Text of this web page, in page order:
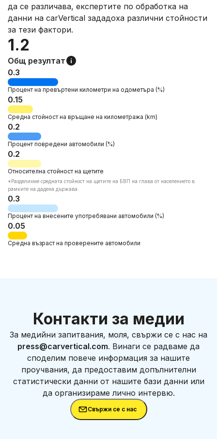
да се различава, експертите по обработка на
данни на carVertical зададоха различни стойности
за тези фактори.
1.2
Общ резултат
0.3
Процент на превъртени километри на одометъра (%)
0.15
Средна стойност на връщане на километража (km)
0.2
Процент повредени автомобили (%)
0.2
Относителна стойност на щетите
*Pазделихме средната стойност на щетите на БВП на глава от населението в
рамките на дадена държава.
0.3
Процент на внесените употребявани автомобили (%)
0.05
Средна възраст на проверените автомобили
Контакти за медии
За медийни запитвания, моля, свържи се с нас на
press@carvertical.com. Винаги се радваме да
споделим повече информация за нашите
проучвания, да предоставим допълнителни
статистически данни от нашите бази данни или
да организираме лично интервю.
Свържи се с нас